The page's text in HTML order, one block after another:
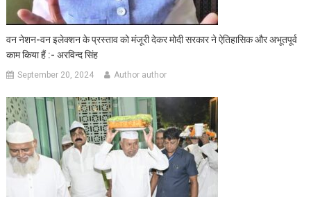
वन नेशन-वन इलेक्शन के प्रस्ताव को मंजूरी देकर मोदी सरकार ने ऐतिहासिक और अभूतपूर्व
काम किया हैं :- अरविन्द सिंह
September 20, 2024 Author author